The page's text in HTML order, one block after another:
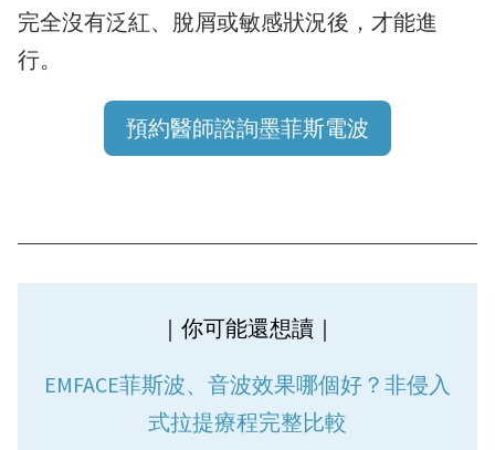
完全沒有泛紅、脫屑或敏感狀況後，才能進
行。
預約醫師諮詢墨菲斯電波
｜你可能還想讀｜
EMFACE菲斯波、音波效果哪個好？非侵入
式拉提療程完整比較